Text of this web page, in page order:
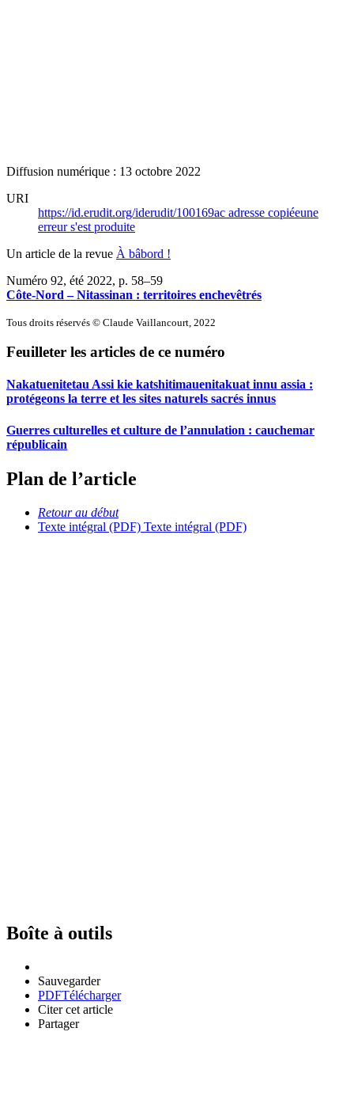
Diffusion numérique : 13 octobre 2022
URI
https://id.erudit.org/iderudit/100169ac adresse copiéeune
erreur s'est produite
Un article de la revue À bâbord !
Numéro 92, été 2022, p. 58–59
Côte-Nord – Nitassinan : territoires enchevêtrés
Tous droits réservés © Claude Vaillancourt, 2022
Feuilleter les articles de ce numéro
Nakatuenitetau Assi kie katshitimauenitakuat innu assia :
protégeons la terre et les sites naturels sacrés innus
Guerres culturelles et culture de l’annulation : cauchemar
républicain
Plan de l’article
Retour au début
Texte intégral (PDF) Texte intégral (PDF)
Boîte à outils
Sauvegarder
PDFTélécharger
Citer cet article
Partager